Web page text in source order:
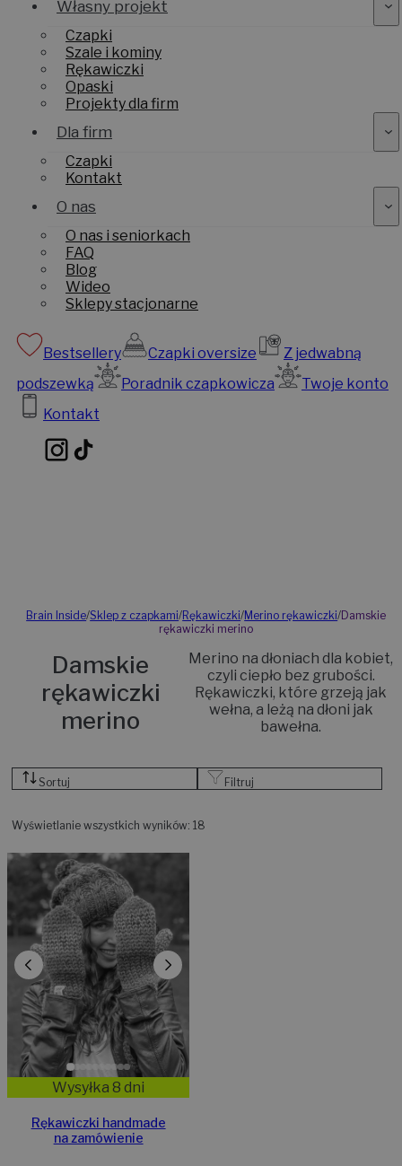
Własny projekt
Czapki
Szale i kominy
Rękawiczki
Opaski
Projekty dla firm
Dla firm
Czapki
Kontakt
O nas
O nas i seniorkach
FAQ
Blog
Wideo
Sklepy stacjonarne
Bestsellery Czapki oversize
Z jedwabną
podszewką
Poradnik czapkowicza
Twoje konto
Kontakt
Brain Inside/Sklep z czapkami/Rękawiczki/Merino rękawiczki/Damskie
rękawiczki merino
Damskie
rękawiczki
merino
Merino na dłoniach dla kobiet,
czyli ciepło bez grubości.
Rękawiczki, które grzeją jak
wełna, a leżą na dłoni jak
bawełna.
Sortuj Filtruj
Wyświetlanie wszystkich wyników: 18
Wysyłka 8 dni
Rękawiczki handmade
na zamówienie